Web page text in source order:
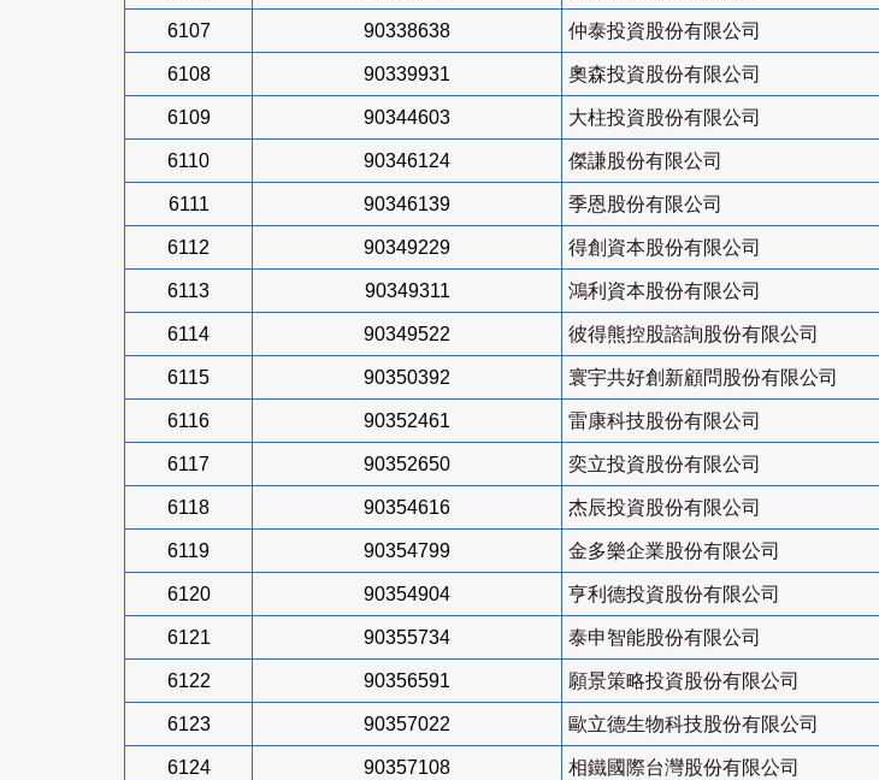
6107 90338638 仲泰投資股份有限公司
6108 90339931 奧森投資股份有限公司
6109 90344603 大柱投資股份有限公司
6110 90346124 傑謙股份有限公司
6111 90346139 季恩股份有限公司
6112 90349229 得創資本股份有限公司
6113 90349311 鴻利資本股份有限公司
6114 90349522 彼得熊控股諮詢股份有限公司
6115 90350392 寰宇共好創新顧問股份有限公司
6116 90352461 雷康科技股份有限公司
6117 90352650 奕立投資股份有限公司
6118 90354616 杰辰投資股份有限公司
6119 90354799 金多樂企業股份有限公司
6120 90354904 亨利德投資股份有限公司
6121 90355734 泰申智能股份有限公司
6122 90356591 願景策略投資股份有限公司
6123 90357022 歐立德生物科技股份有限公司
6124 90357108 相鐵國際台灣股份有限公司